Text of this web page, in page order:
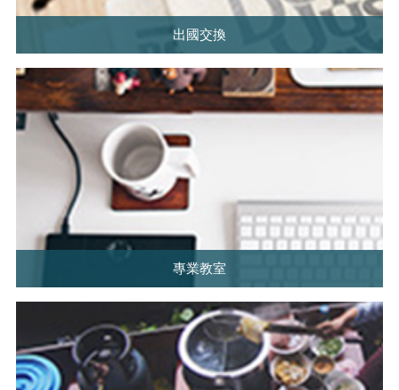
出國交換
專業教室